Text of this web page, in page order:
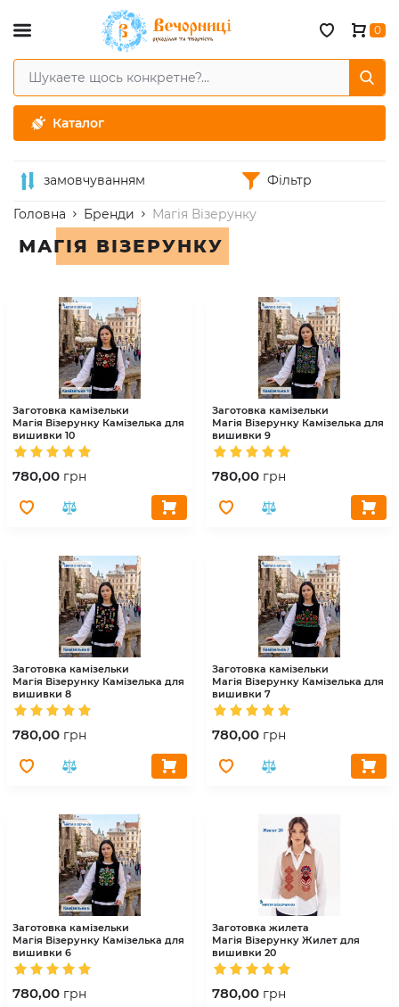
Каталог
0
замовчуванням Фільтр
Головна Бренди Магія Візерунку
МАГІЯ ВІЗЕРУНКУ
Заготовка камізельки
Магія Візерунку Камізелька для
вишивки 10
780,00 грн
Заготовка камізельки
Магія Візерунку Камізелька для
вишивки 9
780,00 грн
Заготовка камізельки
Магія Візерунку Камізелька для
вишивки 8
780,00 грн
Заготовка камізельки
Магія Візерунку Камізелька для
вишивки 7
780,00 грн
Заготовка камізельки
Магія Візерунку Камізелька для
вишивки 6
780,00 грн
Заготовка жилета
Магія Візерунку Жилет для
вишивки 20
780,00 грн